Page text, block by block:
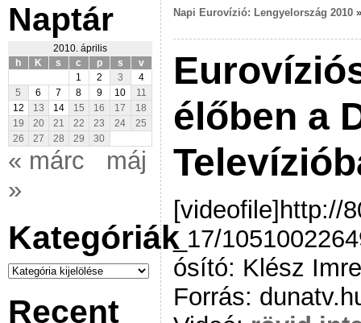
Naptár
2010. április
h
K s c p s
v
1
2 3
4
5
6 7 8 9 10
11
12
13 14 15 16 17
18
19
20 21 22 23 24
25
26
27 28 29 30
« márc
máj
»
Kategóriák
Kategóriák
Recent
Napi Eurovízió: Lengyelország 2010
élőben a
[videofile]http://
_17/
ósító: Klész Imre
Forrás: